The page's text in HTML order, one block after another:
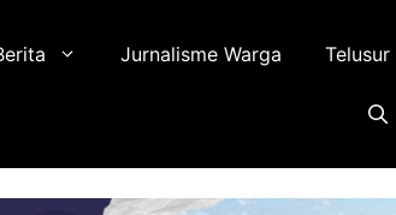
Jurnalisme Warga Telusur